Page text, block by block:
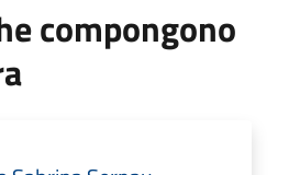
compongono